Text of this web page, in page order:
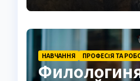
НАВЧАННЯ ПРОФЕСІЯ ТА